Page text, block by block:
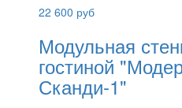
22 600 руб
Модульная
гостиной
Сканди-1"